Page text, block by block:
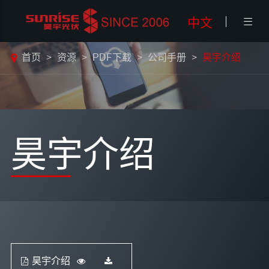
中文 
昊宇介绍
首页 资源 PDF下载 公司手册 昊宇介绍
昊宇介绍